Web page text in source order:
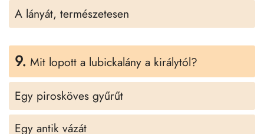
A lányát, természetesen
9. Mit lopott a lubickalány a királytól?
Egy pirosköves gyűrűt
Egy antik vázát